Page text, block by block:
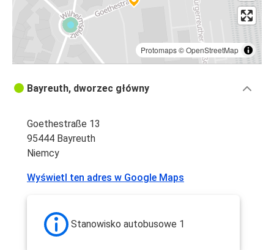
Protomaps©OpenStreetMap
Bayreuth, dworzec główny
Goethestraße 13
95444 Bayreuth
Niemcy
Wyświetl ten adres w Google Maps
Stanowisko autobusowe 1